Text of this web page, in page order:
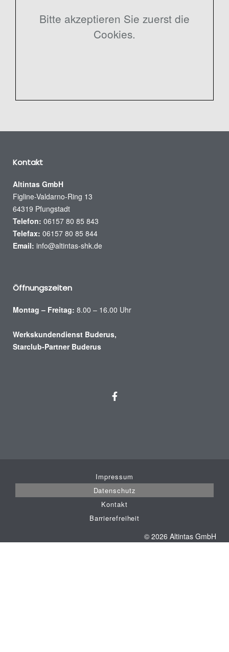
Bitte akzeptieren Sie zuerst die
Cookies.
Kontakt
Altintas GmbH
Figline-Valdarno-Ring 13
64319 Pfungstadt
Telefon: 06157 80 85 843
Telefax: 06157 80 85 844
Email: info@altintas-shk.de
Öffnungszeiten
Montag – Freitag: 8.00 – 16.00 Uhr
Werkskundendienst Buderus,
Starclub-Partner Buderus
Impressum
Datenschutz
Kontakt
Barrierefreiheit
© 2026 Altintas GmbH